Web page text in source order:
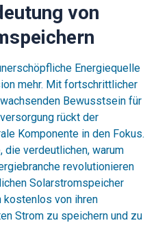
von
Energiequelle
mehr. Mit fortschrittlicher
Bewusstsein für
rückt der
Komponente in den Fokus.
verdeutlichen, warum
revolutionieren
Solarstromspeicher
kostenlos von ihren
Strom zu speichern und zu